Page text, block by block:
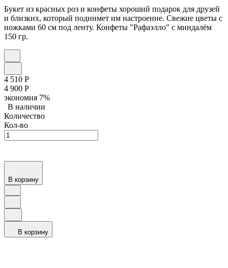
Букет из красных роз и конфеты хороший подарок для друзей
и близких, который поднимет им настроение. Свежие цветы с
ножками 60 см под ленту. Конфеты "Рафаэлло" с миндалём
150 гр.
4 510 Р
4 900 Р
экономия 7%
В наличии
Количество
Кол-во
В корзину
В корзину